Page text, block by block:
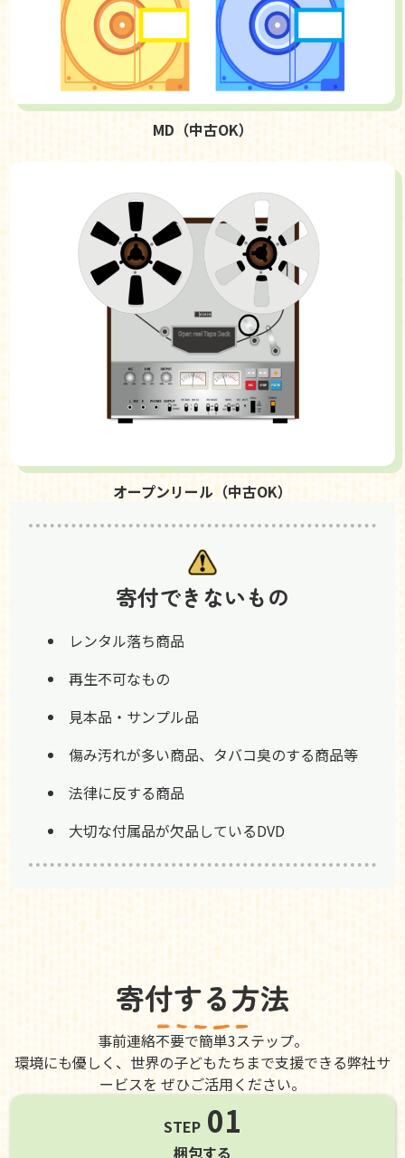
MD（中古OK）
オープンリール（中古OK）
寄付できないもの
レンタル落ち商品
再生不可なもの
見本品・サンプル品
傷み汚れが多い商品、タバコ臭のする商品等
法律に反する商品
大切な付属品が欠品しているDVD
寄付する方法
事前連絡不要で簡単3ステップ。
環境にも優しく、世界の子どもたちまで支援できる弊社サ
ービスを ぜひご活用ください。
STEP 01
梱包する